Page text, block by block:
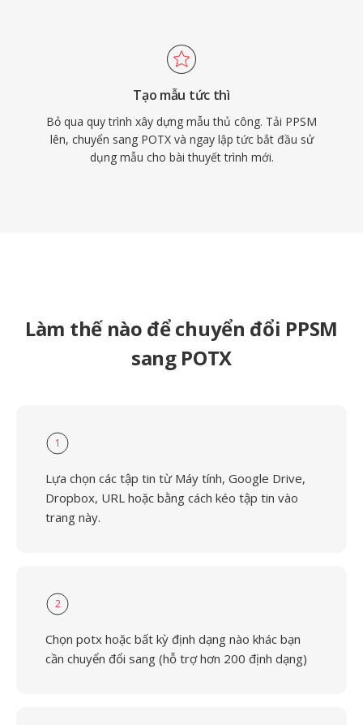
Tạo mẫu tức thì
Bỏ qua quy trình xây dựng mẫu thủ công. Tải PPSM
lên, chuyển sang POTX và ngay lập tức bắt đầu sử
dụng mẫu cho bài thuyết trình mới.
Làm thế nào để chuyển đổi PPSM
sang POTX
1
Lựa chọn các tập tin từ Máy tính, Google Drive,
Dropbox, URL hoặc bằng cách kéo tập tin vào
trang này.
2
Chọn potx hoặc bất kỳ định dạng nào khác bạn
cần chuyển đổi sang (hỗ trợ hơn 200 định dạng)